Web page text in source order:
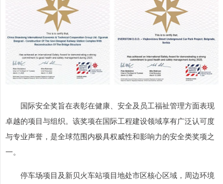
国际安全奖旨在表彰在健康、安全及员工福祉管理方面表现
卓越的项目与组织。该奖项在国际工程建设领域享有广泛认可度
与专业声誉，是全球范围内极具权威性和影响力的安全类奖项之
一。
停车场项目及新贝火车站项目地处市区核心区域，周边环境